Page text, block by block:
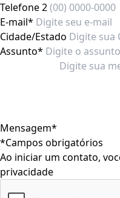
Telefone 2
E-mail*
Cidade/Estado
Assunto*
Mensagem*
*Campos obrigatórios
Ao iniciar um contato,
privacidade